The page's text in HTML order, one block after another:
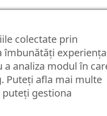
colectate prin
îmbunătăți experiența
analiza modul în
Puteți afla mai multe
gestiona